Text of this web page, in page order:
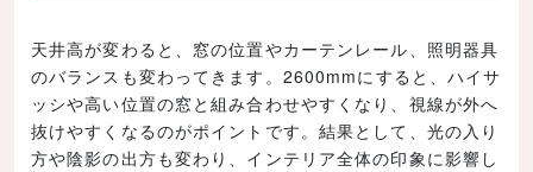
天井高が変わると、窓の位置やカーテンレール、照明器具
のバランスも変わってきます。2600mmにすると、ハイサ
ッシや高い位置の窓と組み合わせやすくなり、視線が外へ
抜けやすくなるのがポイントです。結果として、光の入り
方や陰影の出方も変わり、インテリア全体の印象に影響し